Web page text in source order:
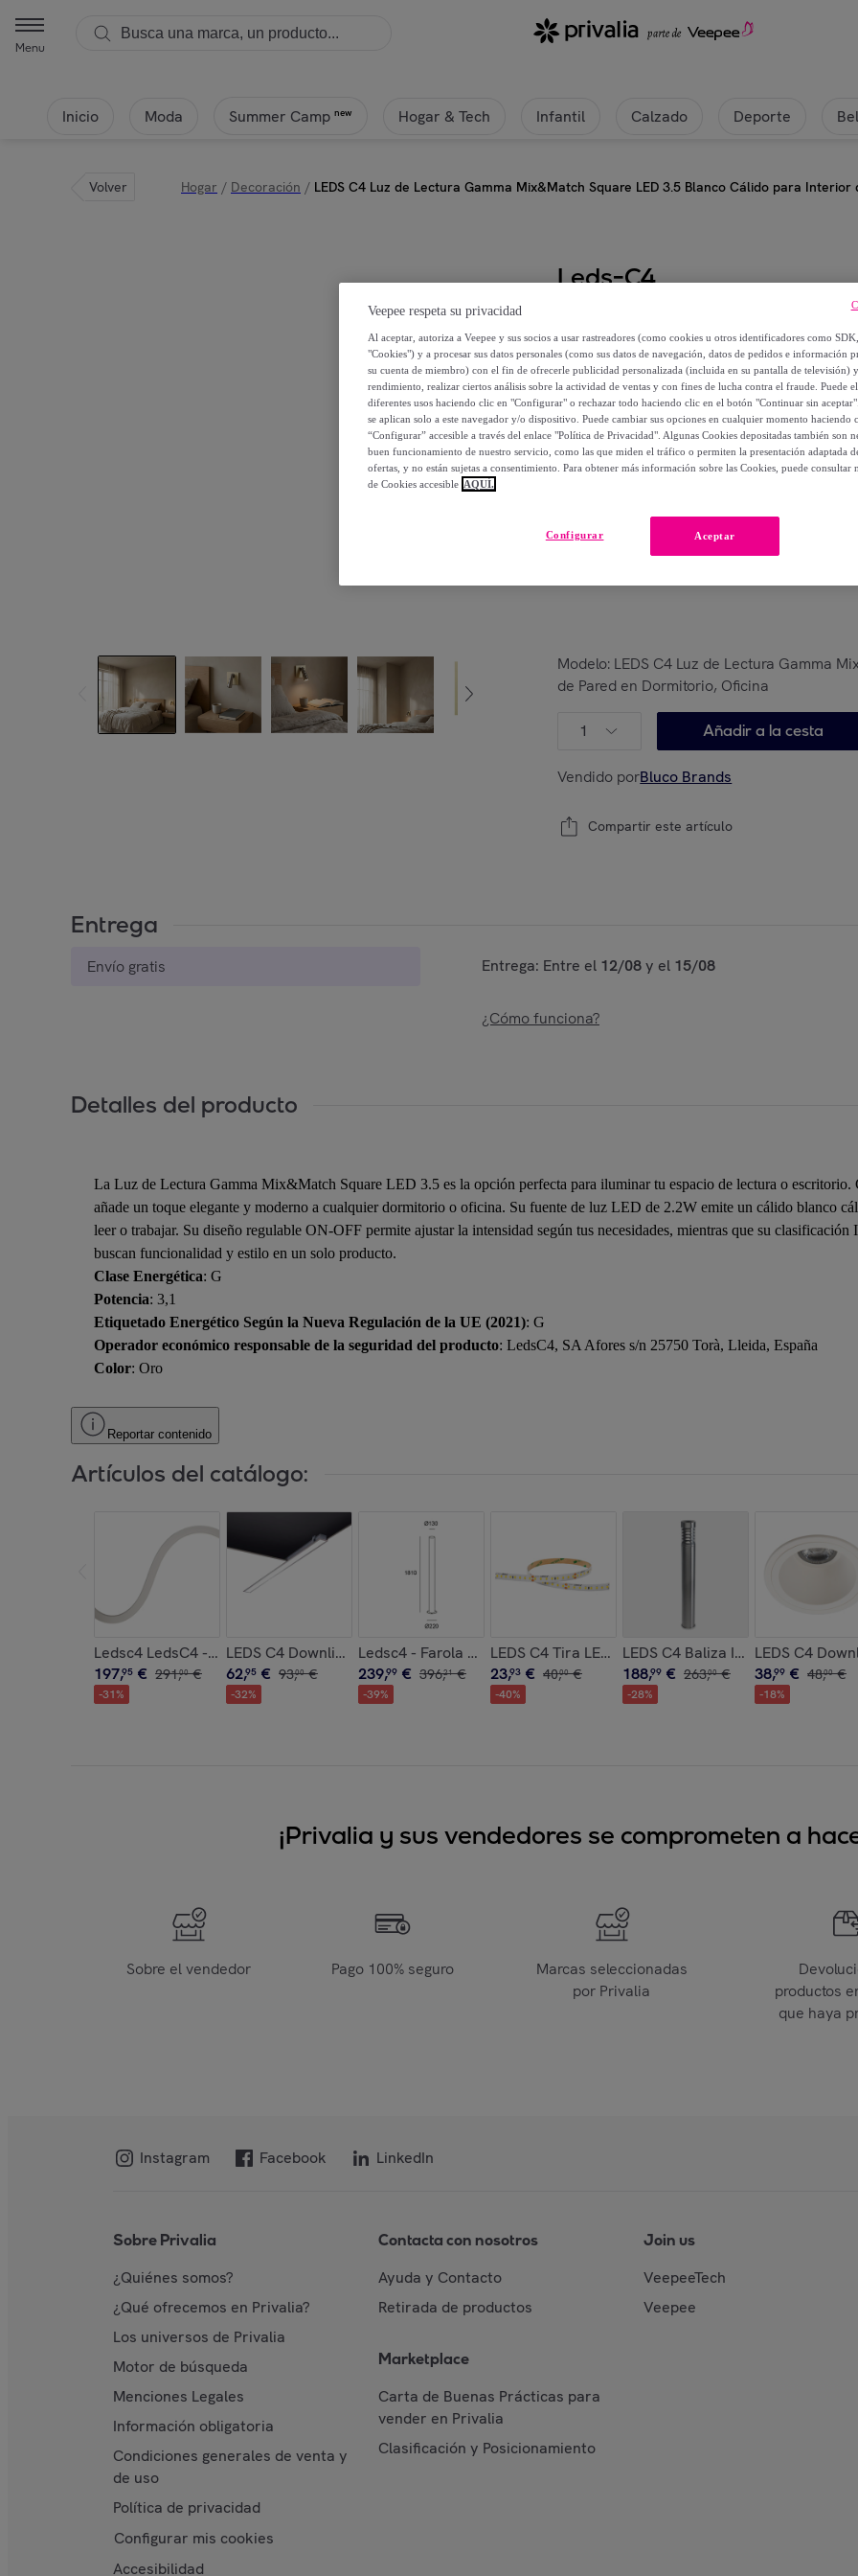
Menu
Inicio Moda Summer Camp new Hogar & Tech Infantil Calzado Deporte
Volver Hogar / Decoración / LEDS C4 Luz de Lectura Gamma Mix&Match Square LED 3.5 Blanco Cálido para
Leds-C4
LEDS C4 Luz de Lectura
para Interior de Pared en
51,99 €
63,00 €
-17
Modelo: LEDS C4 Luz de Lectura Gamma
de Pared en Dormitorio, Oficina
1 Añadir a la cesta
Vendido porBluco Brands
Compartir este artículo
Entrega
Envío gratis Entrega: Entre el 12/08y el 15/08
¿Cómo funciona?
Detalles del producto
La Luz de Lectura Gamma Mix&Match Square LED 3.5 es la opción perfecta para iluminar tu espacio de lectura o escritorio.
añade un toque elegante y moderno a cualquier dormitorio o oficina. Su fuente de luz LED de 2.2W emite un cálido blanco
leer o trabajar. Su diseño regulable ON-OFF permite ajustar la intensidad según tus necesidades, mientras que su
buscan funcionalidad y estilo en un solo producto.
Clase Energética: G
Potencia: 3,1
Etiquetado Energético Según la Nueva Regulación de la UE (2021): G
Operador económico responsable de la seguridad del producto: LedsC4, SA Afores s/n 25750 Torà, Lleida, España
Color: Oro
Reportar contenido
Artículos del catálogo:
Ledsc4 LedsC4 - Tira LED Flexible 8000mm, Iluminación Decorativa para Hogar, 3529 Lúmenes, 3000K,
197,95 € 291,00 €
-31%
LEDS C4 Downlight Infinite Led 26.1W 4000K Cri 80 94.7º Gris Ip44 2228Lm
62,95 € 93,00 €
-32%
Ledsc4 - Farola Lyon Outdoor Structure 1810mm Aluminio,
239,99 € 396,21 €
-39%
LEDS C4 Tira LED On Basic 19.2 96W Blanco Frío
23,93 € 40,00 €
-40%
LEDS C4 Baliza Ip54 Priap
188,99 € 263,00 €
-28%
LEDS C4
38,99 € 48,00 €
-18%
¡Privalia y sus vendedores se comprometen a
Sobre el vendedor Pago 100% seguro
Marcas seleccionadas
por Privalia
productos
que haya
Instagram Facebook LinkedIn
Sobre Privalia
¿Quiénes somos?
¿Qué ofrecemos en Privalia?
Los universos de Privalia
Motor de búsqueda
Menciones Legales
Información obligatoria
Condiciones generales de venta y
de uso
Política de privacidad
Configurar mis cookies
Accesibilidad
Contacta con nosotros
Ayuda y Contacto
Retirada de productos
Marketplace
Carta de Buenas Prácticas para
vender en Privalia
Clasificación y Posicionamiento
Join us
VeepeeTech
Veepee
Veepee respeta su privacidad
Al aceptar, autoriza a Veepee y sus socios a usar rastreadores (como cookies u otros identificadores como
"Cookies") y a procesar sus datos personales (como sus datos de navegación, datos de pedidos e información
su cuenta de miembro) con el fin de ofrecerle publicidad personalizada (incluida en su pantalla de televisión)
rendimiento, realizar ciertos análisis sobre la actividad de ventas y con fines de lucha contra el fraude. Puede
diferentes usos haciendo clic en "Configurar" o rechazar todo haciendo clic en el botón "Continuar sin
se aplican solo a este navegador y/o dispositivo. Puede cambiar sus opciones en cualquier momento haciendo
“Configurar” accesible a través del enlace "Política de Privacidad". Algunas Cookies depositadas también son
buen funcionamiento de nuestro servicio, como las que miden el tráfico o permiten la presentación adaptada
ofertas, y no están sujetas a consentimiento. Para obtener más información sobre las Cookies, puede consultar
de Cookies accesible AQUÍ.
Aceptar
Configurar